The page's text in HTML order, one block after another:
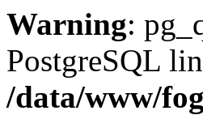
Warning:
PostgreSQL
/data/www/